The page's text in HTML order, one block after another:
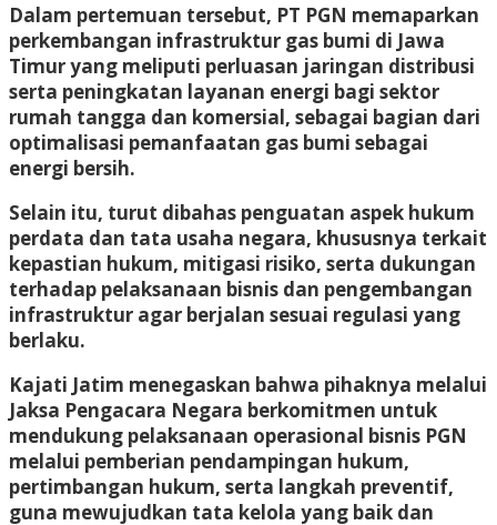
Dalam pertemuan tersebut, PT PGN memaparkan
perkembangan infrastruktur gas bumi di Jawa
Timur yang meliputi perluasan jaringan distribusi
serta peningkatan layanan energi bagi sektor
rumah tangga dan komersial, sebagai bagian dari
optimalisasi pemanfaatan gas bumi sebagai
energi bersih.
Selain itu, turut dibahas penguatan aspek hukum
perdata dan tata usaha negara, khususnya terkait
kepastian hukum, mitigasi risiko, serta dukungan
terhadap pelaksanaan bisnis dan pengembangan
infrastruktur agar berjalan sesuai regulasi yang
berlaku.
Kajati Jatim menegaskan bahwa pihaknya melalui
Jaksa Pengacara Negara berkomitmen untuk
mendukung pelaksanaan operasional bisnis PGN
melalui pemberian pendampingan hukum,
pertimbangan hukum, serta langkah preventif,
guna mewujudkan tata kelola yang baik dan